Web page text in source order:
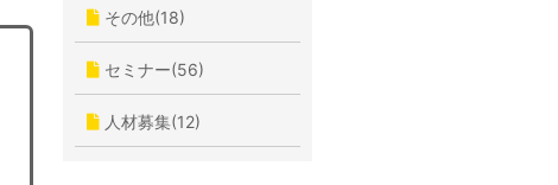
その他(18)
セミナー(56)
人材募集(12)